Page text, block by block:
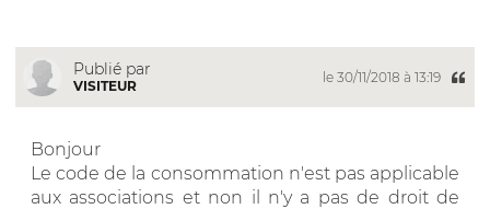
Publié par
VISITEUR
le 30/11/2018 à 13:19
Bonjour
Le code de la consommation n'est pas applicable
aux associations et non il n'y a pas de droit de